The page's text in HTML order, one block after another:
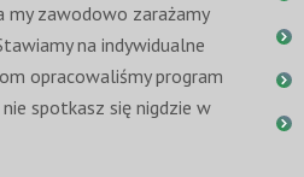
my zawodowo zarażamy
na indywidualne
opracowaliśmy program
spotkasz się nigdzie w